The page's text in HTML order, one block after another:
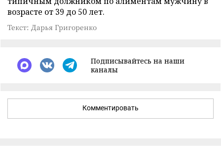
возрасте от 39 до 50 лет.
Текст: Дарья Григоренко
Подписывайтесь на наши
каналы
Комментировать